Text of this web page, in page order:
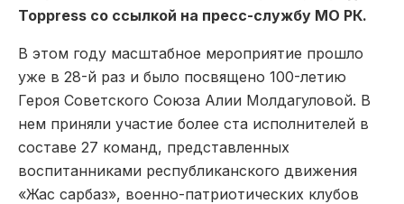
Toppress со ссылкой на пресс-службу МО РК.
В этом году масштабное мероприятие прошло
уже в 28-й раз и было посвящено 100-летию
Героя Советского Союза Алии Молдагуловой. В
нем приняли участие более ста исполнителей в
составе 27 команд, представленных
воспитанниками республиканского движения
«Жас сарбаз», военно-патриотических клубов